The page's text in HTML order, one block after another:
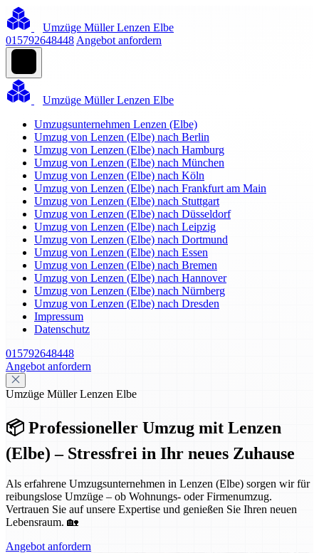
Umzüge Müller Lenzen Elbe
015792648448 Angebot anfordern
Umzüge Müller Lenzen Elbe
Umzugsunternehmen Lenzen (Elbe)
Umzug von Lenzen (Elbe) nach Berlin
Umzug von Lenzen (Elbe) nach Hamburg
Umzug von Lenzen (Elbe) nach München
Umzug von Lenzen (Elbe) nach Köln
Umzug von Lenzen (Elbe) nach Frankfurt am Main
Umzug von Lenzen (Elbe) nach Stuttgart
Umzug von Lenzen (Elbe) nach Düsseldorf
Umzug von Lenzen (Elbe) nach Leipzig
Umzug von Lenzen (Elbe) nach Dortmund
Umzug von Lenzen (Elbe) nach Essen
Umzug von Lenzen (Elbe) nach Bremen
Umzug von Lenzen (Elbe) nach Hannover
Umzug von Lenzen (Elbe) nach Nürnberg
Umzug von Lenzen (Elbe) nach Dresden
Impressum
Datenschutz
015792648448
Angebot anfordern
Umzüge Müller Lenzen Elbe
📦 Professioneller Umzug mit Lenzen
(Elbe) – Stressfrei in Ihr neues Zuhause
Als erfahrene Umzugsunternehmen in Lenzen (Elbe) sorgen wir für
reibungslose Umzüge – ob Wohnungs- oder Firmenumzug.
Vertrauen Sie auf unsere Expertise und genießen Sie Ihren neuen
Lebensraum. 🏡
Angebot anfordern